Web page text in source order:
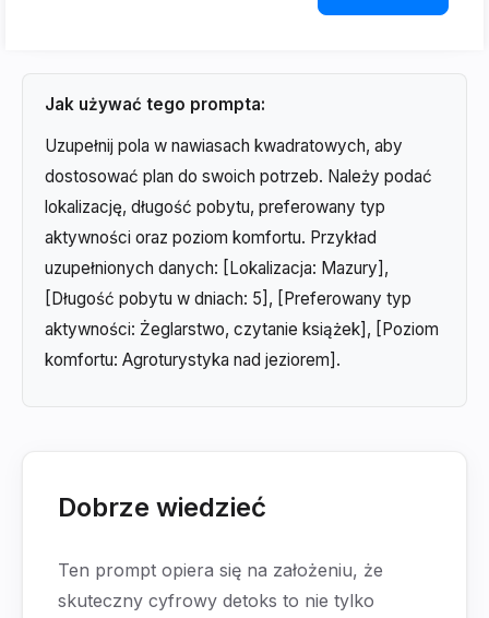
Jak używać tego prompta:
Uzupełnij pola w nawiasach kwadratowych, aby
dostosować plan do swoich potrzeb. Należy podać
lokalizację, długość pobytu, preferowany typ
aktywności oraz poziom komfortu. Przykład
uzupełnionych danych: [Lokalizacja: Mazury],
[Długość pobytu w dniach: 5], [Preferowany typ
aktywności: Żeglarstwo, czytanie książek], [Poziom
komfortu: Agroturystyka nad jeziorem].
Dobrze wiedzieć
Ten prompt opiera się na założeniu, że
skuteczny cyfrowy detoks to nie tylko